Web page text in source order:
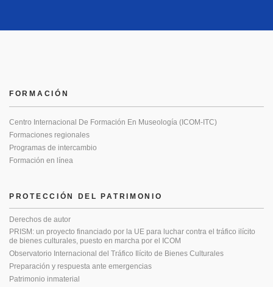
PROTECCIÓN DEL PATRIMONIO
Derechos de autor
PRISM: un proyecto financiado por la UE para luchar contra el tráfico ilícito
de bienes culturales, puesto en marcha por el ICOM
Observatorio Internacional del Tráfico Ilícito de Bienes Culturales
Preparación y respuesta ante emergencias
Patrimonio inmaterial
FORMACIÓN
Centro Internacional De Formación En Museología (ICOM-ITC)
Formaciones regionales
Programas de intercambio
Formación en línea